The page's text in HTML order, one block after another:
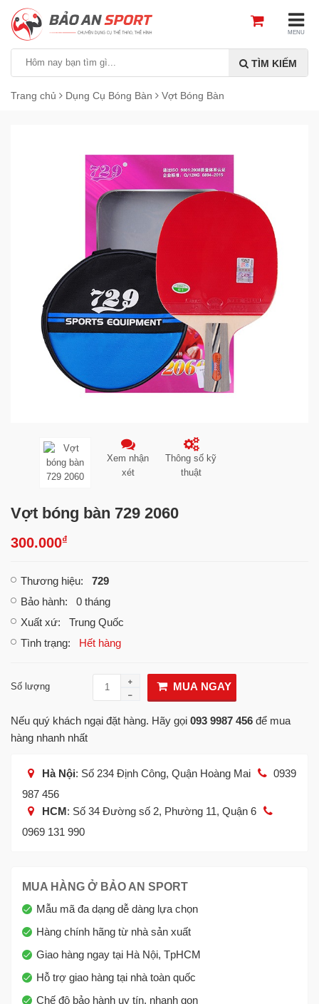
MENU
TÌM KIẾM
Trang chủ Dụng Cụ Bóng Bàn Vợt Bóng Bàn
Xem nhận
xét
Thông số kỹ
thuật
Vợt bóng bàn 729 2060
300.000₫
Thương hiệu: 729
Bảo hành: 0 tháng
Xuất xứ: Trung Quốc
Tình trạng: Hết hàng
Số lượng MUA NGAY
Nếu quý khách ngại đặt hàng. Hãy gọi 093 9987 456 để mua
hàng nhanh nhất
Hà Nội: Số 234 Định Công, Quận Hoàng Mai
0939
987 456
HCM: Số 34 Đường số 2, Phường 11, Quận 6
0969 131 990
MUA HÀNG Ở BẢO AN SPORT
Mẫu mã đa dạng dễ dàng lựa chọn
Hàng chính hãng từ nhà sản xuất
Giao hàng ngay tại Hà Nội, TpHCM
Hỗ trợ giao hàng tại nhà toàn quốc
Chế độ bảo hành uy tín, nhanh gọn